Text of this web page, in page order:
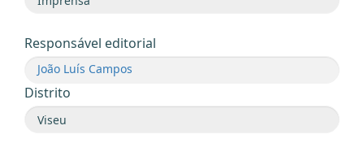
Responsável editorial
João Luís Campos
Distrito